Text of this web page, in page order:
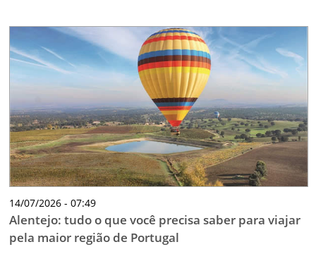
14/07/2026 - 07:49
Alentejo: tudo o que você precisa saber para viajar
pela maior região de Portugal